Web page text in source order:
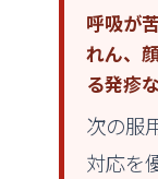
呼吸が
れん、
る発疹
次の服
対応を